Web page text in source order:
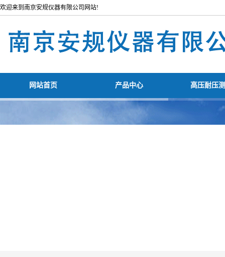
欢迎来到南京安规仪器有限公司网站!
网站首页 产品中心 高压耐压